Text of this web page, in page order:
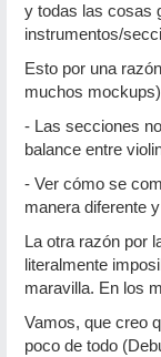
y todas las cosas
instrumentos/
Esto por una
muchos
- Las secciones
balance entre
- Ver cómo se
manera diferente
La otra razón por
literalmente
maravilla. En los
Vamos, que creo
poco de todo